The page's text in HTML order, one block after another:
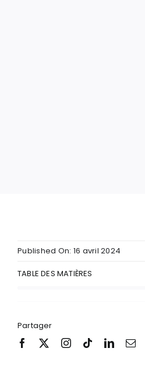
Published On: 16 avril 2024
TABLE DES MATIÈRES
Partager